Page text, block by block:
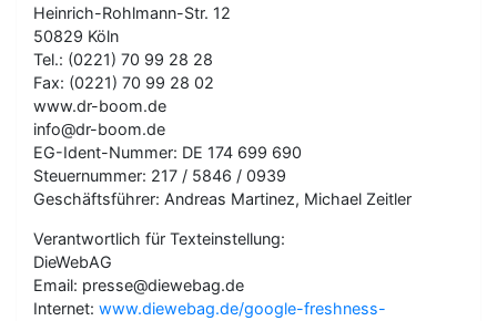
Heinrich-Rohlmann-Str. 12
50829 Köln
Tel.: (0221) 70 99 28 28
Fax: (0221) 70 99 28 02
www.dr-boom.de
info@dr-boom.de
EG-Ident-Nummer: DE 174 699 690
Steuernummer: 217 / 5846 / 0939
Geschäftsführer: Andreas Martinez, Michael Zeitler
Verantwortlich für Texteinstellung:
DieWebAG
Email: presse@diewebag.de
Internet: www.diewebag.de/google-freshness-